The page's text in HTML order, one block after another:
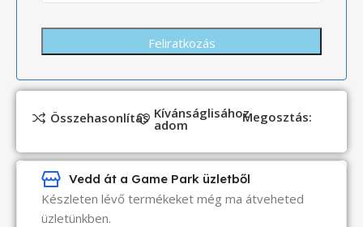
Összehasonlítás Kívánságlisához
adom Megosztás:
Vedd át a Game Park üzletből
Készleten lévő termékeket még ma átveheted
üzletünkben.